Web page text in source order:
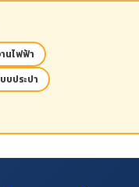
านไฟฟ้า
บประปา